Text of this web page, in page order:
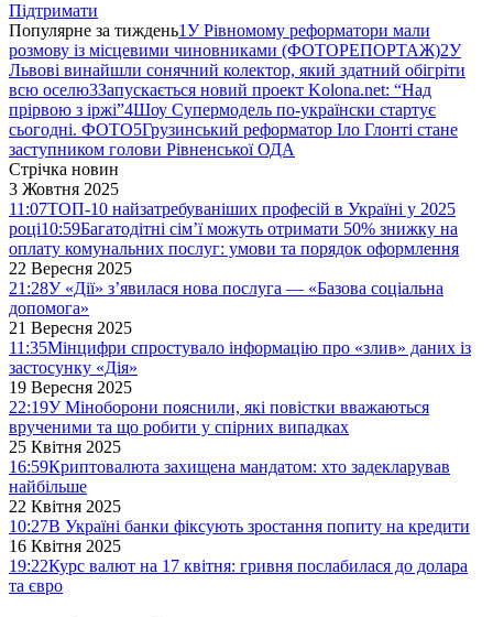
Підтримати
Популярне за тиждень1У Рівномому реформатори мали
розмову із місцевими чиновниками (ФОТОРЕПОРТАЖ)2У
Львові винайшли сонячний колектор, який здатний обігріти
всю оселю3Запускається новий проект Kolona.net: “Над
прірвою з іржі”4Шоу Супермодель по-українски стартує
сьогодні. ФОТО5Грузинський реформатор Іло Глонті стане
заступником голови Рівненської ОДА
Стрічка новин
3 Жовтня 2025
11:07ТОП-10 найзатребуваніших професій в Україні у 2025
році10:59Багатодітні сім’ї можуть отримати 50% знижку на
оплату комунальних послуг: умови та порядок оформлення
22 Вересня 2025
21:28У «Дії» з’явилася нова послуга — «Базова соціальна
допомога»
21 Вересня 2025
11:35Мінцифри спростувало інформацію про «злив» даних із
застосунку «Дія»
19 Вересня 2025
22:19У Міноборони пояснили, які повістки вважаються
врученими та що робити у спірних випадках
25 Квітня 2025
16:59Криптовалюта захищена мандатом: хто задекларував
найбільше
22 Квітня 2025
10:27В Україні банки фіксують зростання попиту на кредити
16 Квітня 2025
19:22Курс валют на 17 квітня: гривня послабилася до долара
та євро